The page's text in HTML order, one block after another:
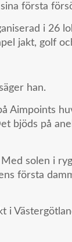
första
i 26
jakt, golf
han.
Aimpoints
bjöds på
solen i
första
i